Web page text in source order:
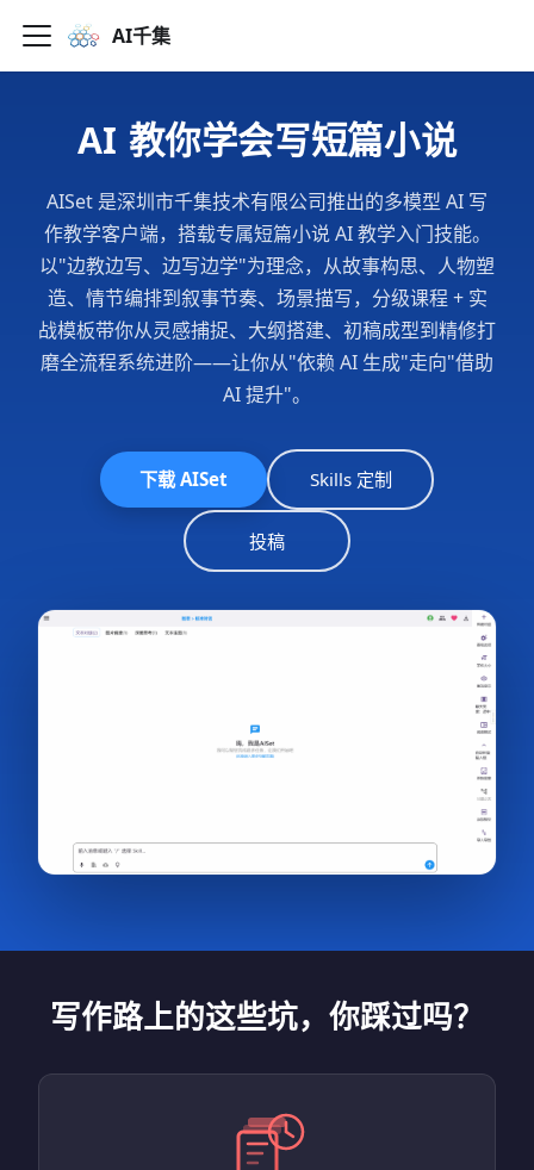
AI千集
AI 教你学会写短篇小说
AISet 是深圳市千集技术有限公司推出的多模型 AI 写
作教学客户端，搭载专属短篇小说 AI 教学入门技能。
以"边教边写、边写边学"为理念，从故事构思、人物塑
造、情节编排到叙事节奏、场景描写，分级课程 + 实
战模板带你从灵感捕捉、大纲搭建、初稿成型到精修打
磨全流程系统进阶——让你从"依赖 AI 生成"走向"借助
AI 提升"。
下载 AISet Skills 定制
投稿
写作路上的这些坑，你踩过吗？